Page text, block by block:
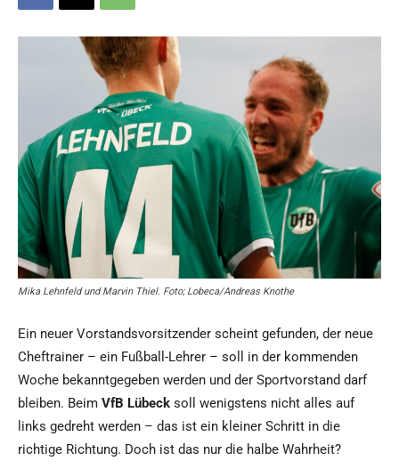
Mika Lehnfeld und Marvin Thiel. Foto; Lobeca/Andreas Knothe
Ein neuer Vorstandsvorsitzender scheint gefunden, der neue
Cheftrainer – ein Fußball-Lehrer – soll in der kommenden
Woche bekanntgegeben werden und der Sportvorstand darf
bleiben. Beim VfB Lübeck soll wenigstens nicht alles auf
links gedreht werden – das ist ein kleiner Schritt in die
richtige Richtung. Doch ist das nur die halbe Wahrheit?